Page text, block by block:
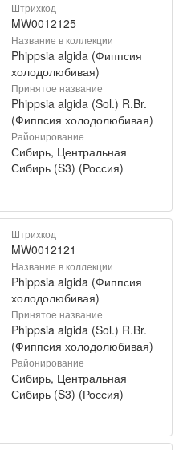
Штрихкод
MW0012125
Название в коллекции
Phippsia algida (Фиппсия
холодолюбивая)
Принятое название
Phippsia algida (Sol.) R.Br.
(Фиппсия холодолюбивая)
Районирование
Сибирь, Центральная
Сибирь (S3) (Россия)
Штрихкод
MW0012121
Название в коллекции
Phippsia algida (Фиппсия
холодолюбивая)
Принятое название
Phippsia algida (Sol.) R.Br.
(Фиппсия холодолюбивая)
Районирование
Сибирь, Центральная
Сибирь (S3) (Россия)